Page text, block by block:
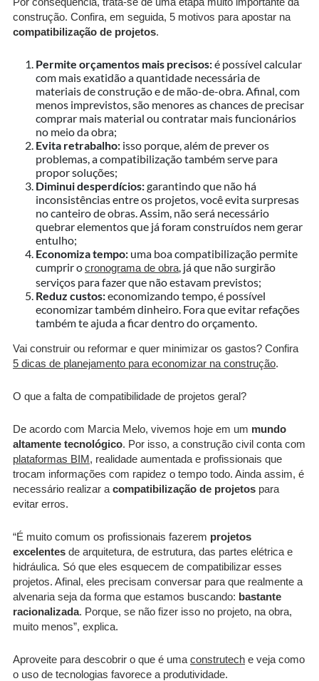
construção. Confira, em seguida, 5 motivos para apostar na
compatibilização de projetos.
Permite orçamentos mais precisos:é possível calcular
com mais exatidão a quantidade necessária de
materiais de construção e de mão-de-obra. Afinal, com
menos imprevistos, são menores as chances de precisar
comprar mais material ou contratar mais funcionários
no meio da obra;
Evita retrabalho: isso porque, além de prever os
problemas, a compatibilização também serve para
propor soluções;
Diminui desperdícios:garantindo que não há
inconsistências entre os projetos, você evita surpresas
no canteiro de obras. Assim, não será necessário
quebrar elementos que já foram construídos nem gerar
entulho;
Economiza tempo: uma boa compatibilização permite
cumprir ocronograma de obra, já que não surgirão
serviços para fazer que não estavam previstos;
Reduz custos:economizando tempo, é possível
economizar também dinheiro. Fora que evitar refações
também te ajuda a ficar dentro do orçamento.
Vai construir ou reformar e quer minimizar os gastos? Confira
5 dicas de planejamento para economizar na construção.
O que a falta de compatibilidade de projetos geral?
De acordo com Marcia Melo, vivemos hoje em um mundo
altamente tecnológico. Por isso, a construção civil conta com
plataformas BIM, realidade aumentada e profissionais que
trocam informações com rapidez o tempo todo. Ainda assim, é
necessário realizar a compatibilização de projetos para
evitar erros.
“É muito comum os profissionais fazerem projetos
excelentes de arquitetura, de estrutura, das partes elétrica e
hidráulica. Só que eles esquecem de compatibilizar esses
projetos. Afinal, eles precisam conversar para que realmente a
alvenaria seja da forma que estamos buscando: bastante
racionalizada. Porque, se não fizer isso no projeto, na obra,
muito menos”, explica.
Aproveite para descobrir o que é uma construtech e veja como
o uso de tecnologias favorece a produtividade.